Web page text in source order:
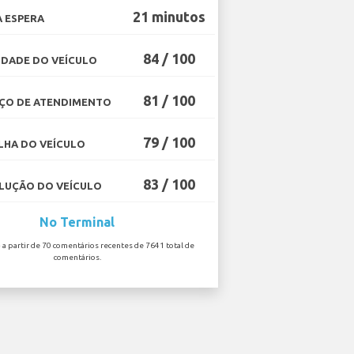
ESPERA 21 minutos
DO VEÍCULO 84 / 100
DE ATENDIMENTO 81 / 100
DO VEÍCULO 79 / 100
DO VEÍCULO 83 / 100
No Terminal
a partir de 70 comentários recentes de 7641 total de
comentários.